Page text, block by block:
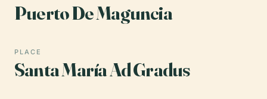
Puerto De Maguncia
PLACE
Santa María Ad Gradus